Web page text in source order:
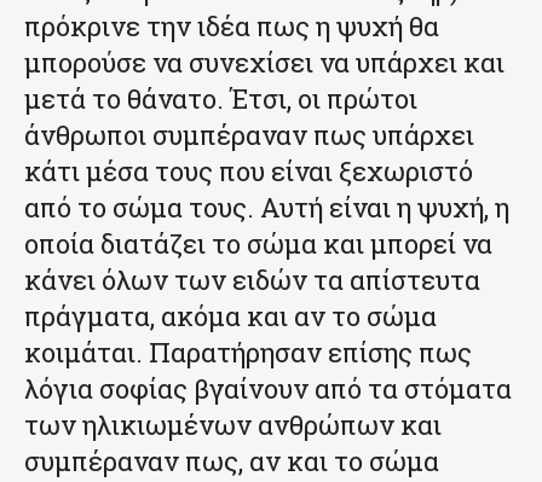
πρόκρινε την ιδέα πως η ψυχή θα
μπορούσε να συνεχίσει να υπάρχει και
μετά το θάνατο. Έτσι, οι πρώτοι
άνθρωποι συμπέραναν πως υπάρχει
κάτι μέσα τους που είναι ξεχωριστό
από το σώμα τους. Αυτή είναι η ψυχή, η
οποία διατάζει το σώμα και μπορεί να
κάνει όλων των ειδών τα απίστευτα
πράγματα, ακόμα και αν το σώμα
κοιμάται. Παρατήρησαν επίσης πως
λόγια σοφίας βγαίνουν από τα στόματα
των ηλικιωμένων ανθρώπων και
συμπέραναν πως, αν και το σώμα